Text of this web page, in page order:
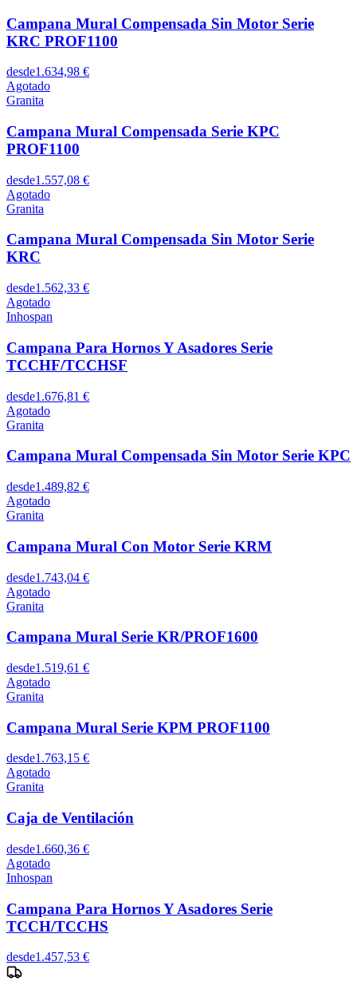
Campana Mural Compensada Sin Motor Serie
KRC PROF1100
desde1.634,98 €
Agotado
Granita
Campana Mural Compensada Serie KPC
PROF1100
desde1.557,08 €
Agotado
Granita
Campana Mural Compensada Sin Motor Serie
KRC
desde1.562,33 €
Agotado
Inhospan
Campana Para Hornos Y Asadores Serie
TCCHF/TCCHSF
desde1.676,81 €
Agotado
Granita
Campana Mural Compensada Sin Motor Serie KPC
desde1.489,82 €
Agotado
Granita
Campana Mural Con Motor Serie KRM
desde1.743,04 €
Agotado
Granita
Campana Mural Serie KR/PROF1600
desde1.519,61 €
Agotado
Granita
Campana Mural Serie KPM PROF1100
desde1.763,15 €
Agotado
Granita
Caja de Ventilación
desde1.660,36 €
Agotado
Inhospan
Campana Para Hornos Y Asadores Serie
TCCH/TCCHS
desde1.457,53 €